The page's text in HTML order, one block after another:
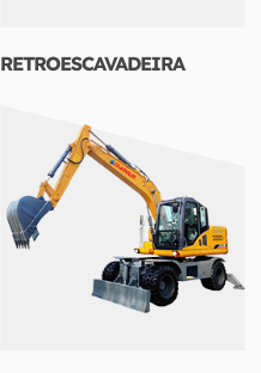
RETROESCAVADEIRA